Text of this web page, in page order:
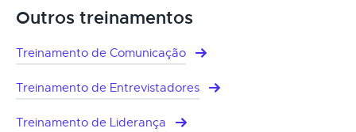
Outros treinamentos
Treinamento de Comunicação
Treinamento de Entrevistadores
Treinamento de Liderança